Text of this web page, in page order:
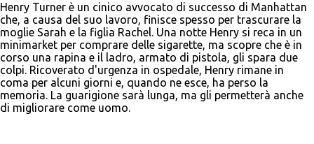
Henry Turner è un cinico avvocato di successo di Manhattan
che, a causa del suo lavoro, finisce spesso per trascurare la
moglie Sarah e la figlia Rachel. Una notte Henry si reca in un
minimarket per comprare delle sigarette, ma scopre che è in
corso una rapina e il ladro, armato di pistola, gli spara due
colpi. Ricoverato d'urgenza in ospedale, Henry rimane in
coma per alcuni giorni e, quando ne esce, ha perso la
memoria. La guarigione sarà lunga, ma gli permetterà anche
di migliorare come uomo.